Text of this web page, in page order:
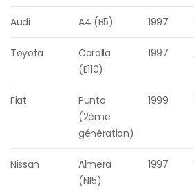
Audi A4 (B5) 1997
Toyota
Corolla
(E110)
1997
Fiat
Punto
(2ème
génération)
1999
Nissan
Almera
(N15)
1997